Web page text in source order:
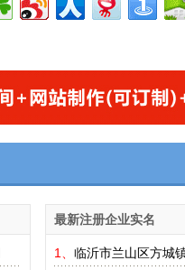
最新注册企业实名
1、 临沂市兰山区方城